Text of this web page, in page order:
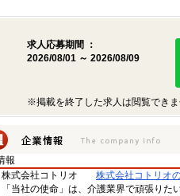
求人応募期間 ：
2026/08/01 ～ 2026/08/09
※掲載を終了した求人は閲覧でき
報
株式会社コトリオ
株式会社コトリオ
「当社の使命」は、介護業界で頑張り